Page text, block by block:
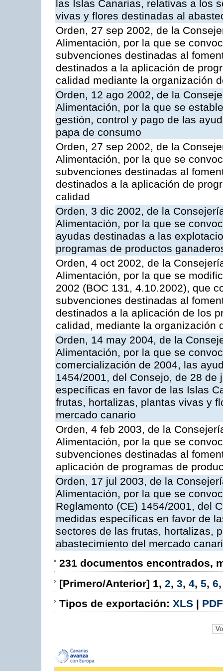
las Islas Canarias, relativas a los
vivas y flores destinadas al
Orden, 27 sep 2002, de la
Alimentación, por la que se
subvenciones destinadas al
destinados a la aplicación de
calidad mediante la organización
Orden, 12 ago 2002, de la
Alimentación, por la que se
gestión, control y pago de las
papa de consumo
Orden, 27 sep 2002, de la
Alimentación, por la que se
subvenciones destinadas al
destinados a la aplicación de
calidad
Orden, 3 dic 2002, de la
Alimentación, por la que se
ayudas destinadas a las
programas de productos
Orden, 4 oct 2002, de la
Alimentación, por la que se
2002 (BOC 131, 4.10.2002), que
subvenciones destinadas al
destinados a la aplicación de los
calidad, mediante la organización
Orden, 14 may 2004, de la
Alimentación, por la que se
comercialización de 2004, las
1454/2001, del Consejo, de 28 de
específicas en favor de las Islas
frutas, hortalizas, plantas vivas y
mercado canario
Orden, 4 feb 2003, de la
Alimentación, por la que se
subvenciones destinadas al
aplicación de programas de
Orden, 17 jul 2003, de la
Alimentación, por la que se
Reglamento (CE) 1454/2001, del
medidas específicas en favor de
sectores de las frutas, hortalizas,
abastecimiento del mercado
231 documentos encontrados,
[Primero/Anterior] 1, 2, 3, 4, 5, 6
Tipos de exportación: XLS | PDF